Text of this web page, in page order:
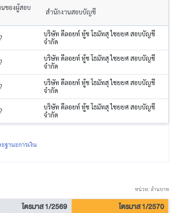
นของผู้สอบ
สำนักงานสอบบัญชี
บริษัท ดีลอยท์ ทู้ช โธมัทสุ ไชยยศ สอบบัญชี
จำกัด
บริษัท ดีลอยท์ ทู้ช โธมัทสุ ไชยยศ สอบบัญชี
จำกัด
บริษัท ดีลอยท์ ทู้ช โธมัทสุ ไชยยศ สอบบัญชี
จำกัด
บริษัท ดีลอยท์ ทู้ช โธมัทสุ ไชยยศ สอบบัญชี
จำกัด
ฐานะการเงิน
หน่วย: ล้านบาท
ไตรมาส 1/2569 ไตรมาส 1/2570